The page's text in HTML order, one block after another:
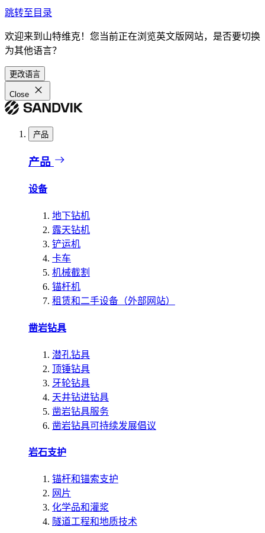
跳转至目录
欢迎来到山特维克！您当前正在浏览英文版网站，是否要切换
为其他语言？
更改语言
Close
产品
产品
设备
地下钻机
露天钻机
铲运机
卡车
机械截割
锚杆机
租赁和二手设备（外部网站）
凿岩钻具
潜孔钻具
顶锤钻具
牙轮钻具
天井钻进钻具
凿岩钻具服务
凿岩钻具可持续发展倡议
岩石支护
锚杆和锚索支护
网片
化学品和灌浆
隧道工程和地质技术